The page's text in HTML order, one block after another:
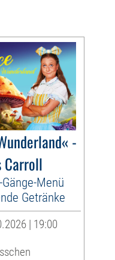
-
Carroll
Menü
Getränke
| 19:00